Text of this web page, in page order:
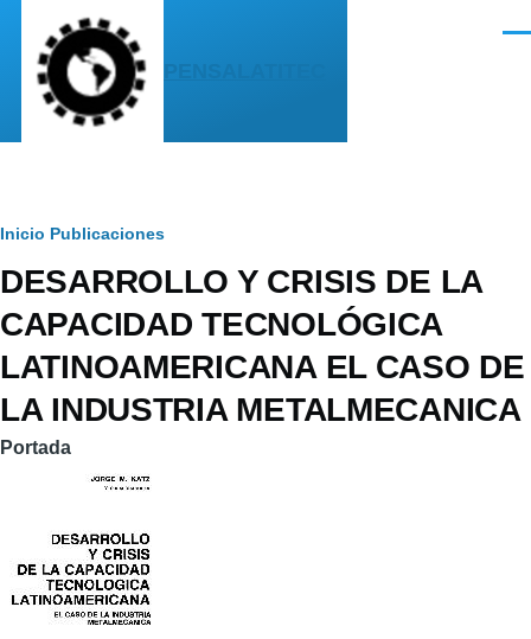
Pasar al contenido principal
Sobrescribir
enlaces
de
ayuda
a
la
navegación
Inicio Publicaciones
DESARROLLO Y CRISIS DE LA
CAPACIDAD TECNOLÓGICA
LATINOAMERICANA EL CASO DE
LA INDUSTRIA METALMECANICA
Portada